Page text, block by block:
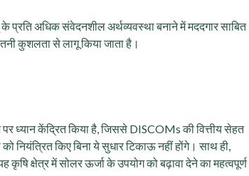
प्रति अधिक संवेदनशील अर्थव्यवस्था बनाने में मददगार साबित
कुशलता से लागू किया जाता है।
ध्यान केंद्रित किया है, जिससे DISCOMs की वित्तीय सेहत
नियंत्रित किए बिना ये सुधार टिकाऊ नहीं होंगे। साथ ही,
क्षेत्र में सोलर ऊर्जा के उपयोग को बढ़ावा देने का महत्वपूर्ण